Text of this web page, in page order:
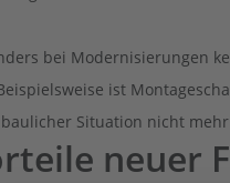
bei Modernisierungen
ist
Situation nicht
neuer